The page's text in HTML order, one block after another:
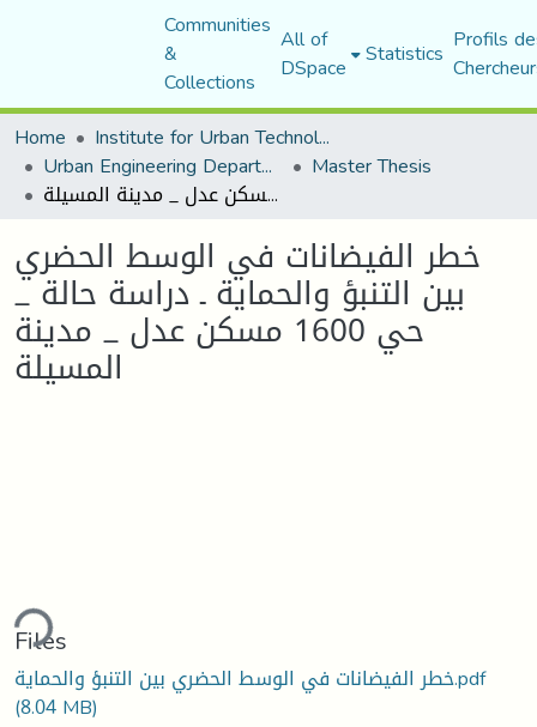
Communities
&
Collections
All of
DSpace Statistics Profils
Home
Institute for Urban Technology Management
Urban Engineering Department Master Thesis
خطر الفيضانات في الوسط الحضري بين التنبؤ والحماية ـ دراسة حالة _ حي 1600 مسكن عدل _ مدينة المسيلة
خطر الفيضانات في الوسط الحضري
بين التنبؤ والحماية ـ دراسة حالة _
حي 1600 مسكن عدل _ مدينة
المسيلة
Files
خطر الفيضانات في الوسط الحضري بين التنبؤ والحماية.pdf
(8.04 MB)